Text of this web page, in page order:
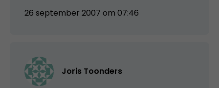
26 september 2007 om 07:46
Joris Toonders